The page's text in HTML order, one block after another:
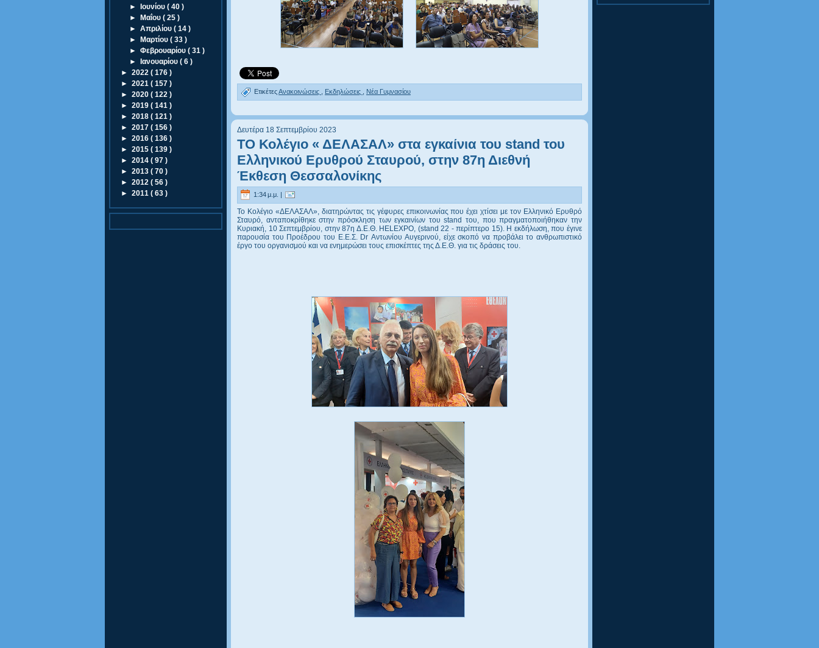
►
Ιουνίου( 40 )
►
Μαΐου( 25 )
►Απριλίου( 14 )
►
Μαρτίου( 33 )
►Φεβρουαρίου( 31 )
►
Ιανουαρίου( 6 )
► 2022 ( 176 )
► 2021 ( 157 )
► 2020 ( 122 )
► 2019 ( 141 )
► 2018 ( 121 )
► 2017 ( 156 )
► 2016 ( 136 )
► 2015 ( 139 )
► 2014 ( 97 )
► 2013 ( 70 )
► 2012 ( 56 )
► 2011 ( 63 )
ΕτικέτεςΑνακοινώσεις Εκδηλώσεις Νέα Γυμνασίου
Δευτέρα 18 Σεπτεμβρίου 2023
ΤΟ Κολέγιο « ΔΕΛΑΣΑΛ» στα εγκαίνια του stand του
Ελληνικού Ερυθρού Σταυρού, στην 87η Διεθνή
Έκθεση Θεσσαλονίκης
1:34 μ.μ. |
Το Κολέγιο «ΔΕΛΑΣΑΛ», διατηρώντας τις γέφυρες επικοινωνίας που έχει χτίσει με τον Ελληνικό Ερυθρό
Σταυρό, ανταποκρίθηκε στην πρόσκληση των εγκαινίων του stand του, που πραγματοποιήθηκαν την
Κυριακή, 10 Σεπτεμβρίου, στην 87η Δ.Ε.Θ. HELEXPO, (stand 22 - περίπτερο 15). Η εκδήλωση, που έγινε
παρουσία του Προέδρου του Ε.Ε.Σ. Dr Αντωνίου Αυγερινού, είχε σκοπό να προβάλει το ανθρωπιστικό
έργο του οργανισμού και να ενημερώσει τους επισκέπτες της Δ.Ε.Θ. για τις δράσεις του.